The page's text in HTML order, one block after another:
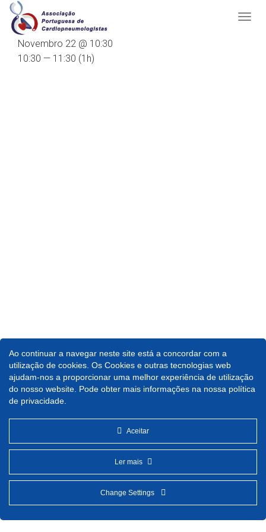
Novembro 22 @ 10:30
10:30 — 11:30 (1h)
Ao continuar a navegar neste site está a concordar com a
utilização de cookies. Os Cookies e outras tecnologias web
ajudam-nos a proporcionar uma melhor experiência de utilização
do nosso website. Pode obter mais informações na nossa política
de privacidade.
Aceitar
Ler mais
Change Settings